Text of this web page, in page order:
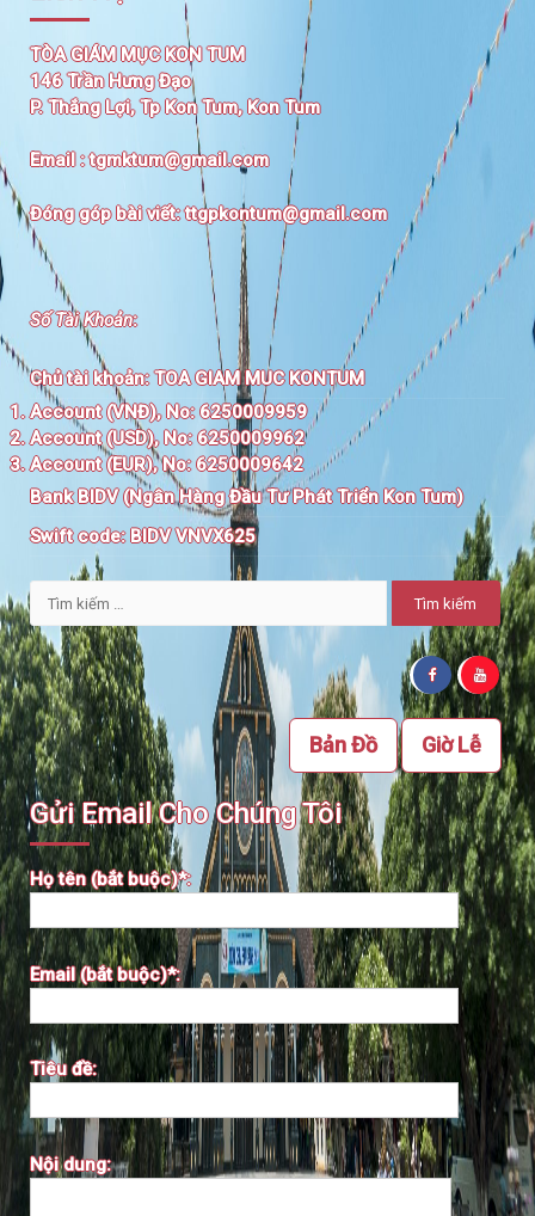
TÒA GIÁM MỤC KON TUM
146 Trần Hưng Đạo
P. Thắng Lợi, Tp Kon Tum, Kon Tum
Email :tgmktum@gmail.com
Đóng góp bài viết:ttgpkontum@gmail.com
Số Tài Khoản:
Chủ tài khoản:TOA GIAM MUC KONTUM
Account (VNĐ), No: 6250009959
Account (USD), No: 6250009962
Account (EUR), No: 6250009642
Bank BIDV (Ngân Hàng Đầu Tư Phát Triển Kon Tum)
Swift code:BIDV VNVX625
Tìm
kiếm
cho:
Giờ Lễ
Bản Đồ
Gửi Email Cho Chúng Tôi
Họ tên (bắt buộc)*:
Email (bắt buộc)*:
Tiêu đề:
Nội dung: